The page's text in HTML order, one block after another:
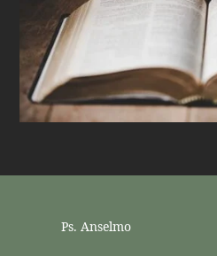
Ps. Anselmo